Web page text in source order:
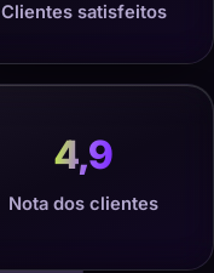
Clientes satisfeitos
4,9
Nota dos clientes